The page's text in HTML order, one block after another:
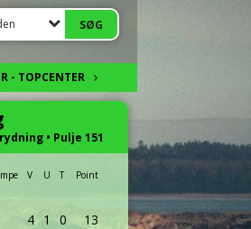
- TOPCENTER
• Pulje 151
V U T Point
4 1 0 13